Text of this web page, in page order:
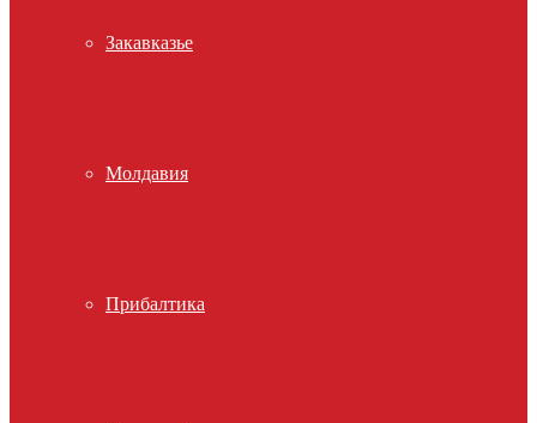
Закавказье
Молдавия
Прибалтика